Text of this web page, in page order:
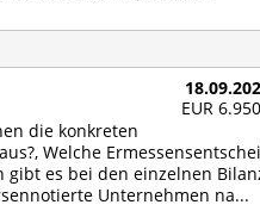
EUR
die kon­kre­ten
Wel­che
gibt es bei den ein­zel­nen
Un­ter­neh­men na...